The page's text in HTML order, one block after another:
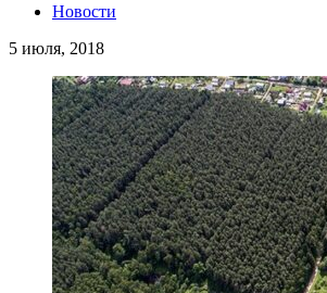
Новости
5 июля, 2018